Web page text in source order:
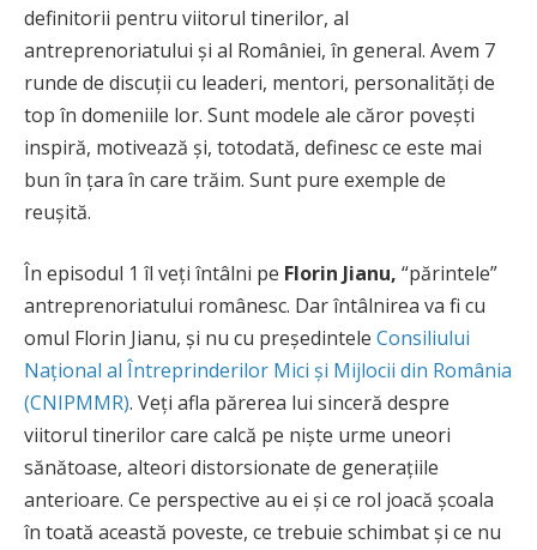
definitorii pentru viitorul tinerilor, al
antreprenoriatului și al României, în general. Avem 7
runde de discuții cu leaderi, mentori, personalități de
top în domeniile lor. Sunt modele ale căror povești
inspiră, motivează și, totodată, definesc ce este mai
bun în țara în care trăim. Sunt pure exemple de
reușită.
În episodul 1 îl veți întâlni pe Florin Jianu, “părintele”
antreprenoriatului românesc. Dar întâlnirea va fi cu
omul Florin Jianu, și nu cu președintele Consiliului
Național al Întreprinderilor Mici și Mijlocii din România
(CNIPMMR). Veți afla părerea lui sinceră despre
viitorul tinerilor care calcă pe niște urme uneori
sănătoase, alteori distorsionate de generațiile
anterioare. Ce perspective au ei și ce rol joacă școala
în toată această poveste, ce trebuie schimbat și ce nu